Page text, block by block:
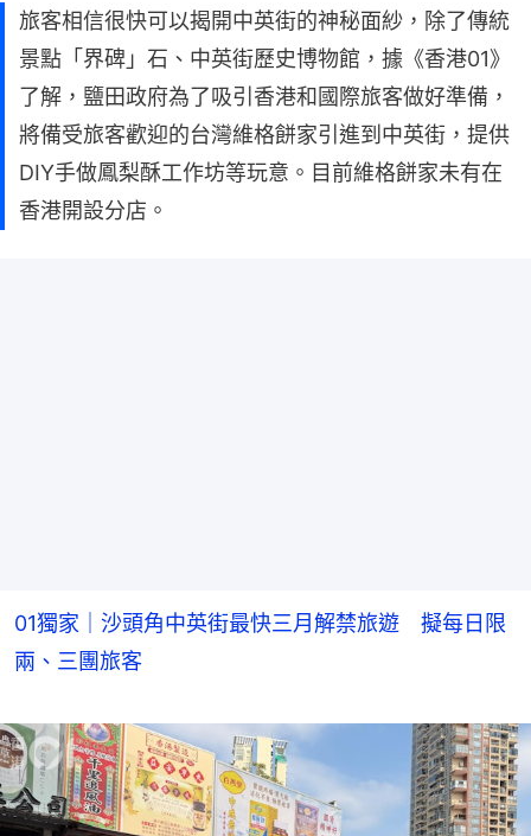
旅客相信很快可以揭開中英街的神秘面紗，除了傳統
景點「界碑」石、中英街歷史博物館，據《香港01》
了解，鹽田政府為了吸引香港和國際旅客做好準備，
將備受旅客歡迎的台灣維格餅家引進到中英街，提供
DIY手做鳳梨酥工作坊等玩意。目前維格餅家未有在
香港開設分店。
01獨家｜沙頭角中英街最快三月解禁旅遊 擬每日限
兩、三團旅客